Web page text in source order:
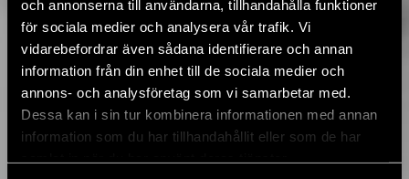
och annonserna till användarna, tillhandahålla funktioner
för sociala medier och analysera vår trafik. Vi
vidarebefordrar även sådana identifierare och annan
information från din enhet till de sociala medier och
annons- och analysföretag som vi samarbetar med.
Dessa kan i sin tur kombinera informationen med annan
information som du har tillhandahållit eller som de har
toppnamn till Karis både från Finland och
Sverige ›
18.3.2019 09:00
Lisa Ekdahl med Vem vet 25 års
jubileumsturné till Kulturhuset i juni ›